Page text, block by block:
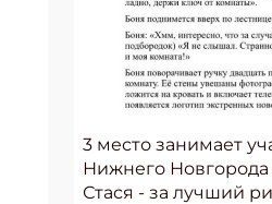
3 место занимает
Нижнего
Стася - за лучший